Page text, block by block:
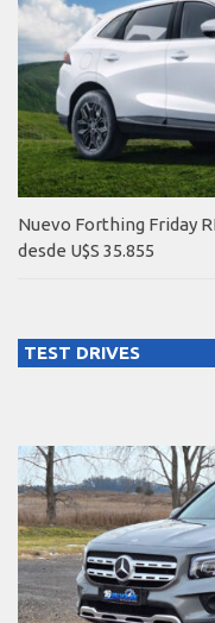
Nuevo Forthing Friday
desde U$S 35.855
TEST DRIVES